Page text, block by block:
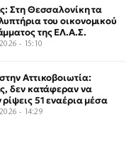
Στη Θεσσαλονίκη τα
του οικονομικού
της ΕΛ.Α.Σ.
- 15:10
Αττικοβοιωτία:
δεν κατάφεραν να
51 εναέρια μέσα
- 14:29